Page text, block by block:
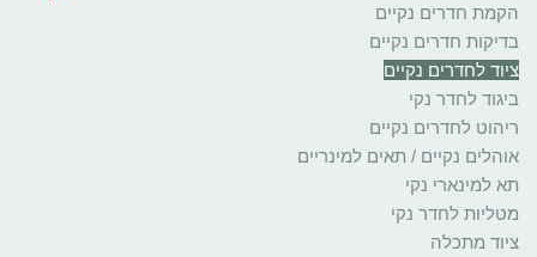
הקמת חדרים נקיים
בדיקות חדרים נקיים
ציוד לחדרים נקיים
ביגוד לחדר נקי
ריהוט לחדרים נקיים
אוהלים נקיים / תאים למינריים
תא למינארי נקי
מטליות לחדר נקי
ציוד מתכלה